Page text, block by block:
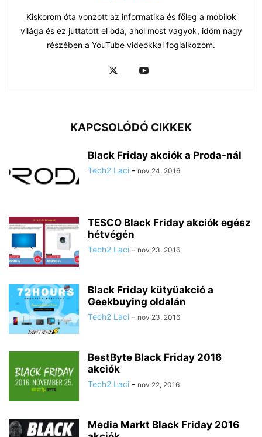
Kiskorom óta vonzott az informatika és főleg a mobilok
világa és ez juttatott el oda, ahol most vagyok, időm nagy
részében a YouTube videókkal foglalkozom.
KAPCSOLÓDÓ CIKKEK
Black Friday akciók a Proda-nál
Tech2 Laci - nov 24, 2016
TESCO Black Friday akciók egész
hétvégén
Tech2 Laci - nov 23, 2016
Black Friday kütyüakció a
Geekbuying oldalán
Tech2 Laci - nov 23, 2016
BestByte Black Friday 2016
akciók
Tech2 Laci - nov 22, 2016
Media Markt Black Friday 2016